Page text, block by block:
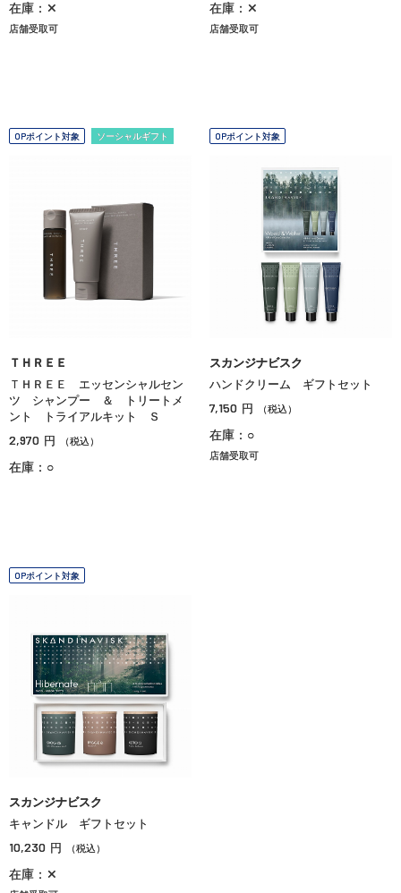
在庫：✕
店舗受取可
在庫：✕
店舗受取可
OPポイント対象 ソーシャルギフト
ＴＨＲＥＥ
ＴＨＲＥＥ エッセンシャルセン
ツ シャンプー ＆ トリートメ
ント トライアルキット Ｓ
2,970 円 （税込）
在庫：○
OPポイント対象
スカンジナビスク
ハンドクリーム ギフトセット
7,150 円 （税込）
在庫：○
店舗受取可
OPポイント対象
スカンジナビスク
キャンドル ギフトセット
10,230 円 （税込）
在庫：✕